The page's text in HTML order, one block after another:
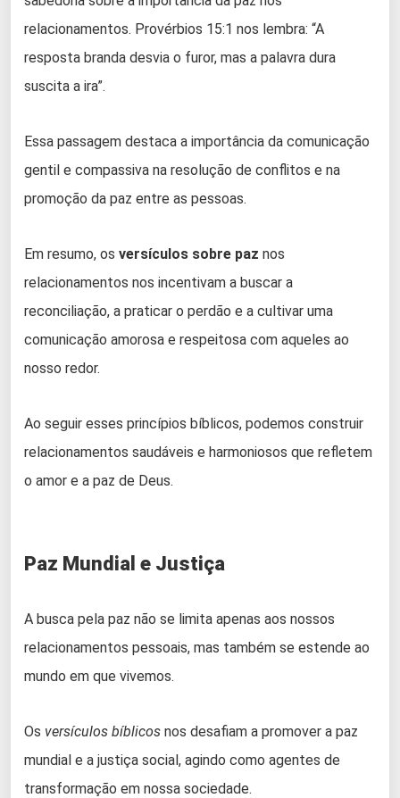
relacionamentos. Provérbios 15:1 nos lembra: “A
resposta branda desvia o furor, mas a palavra dura
suscita a ira”.
Essa passagem destaca a importância da comunicação
gentil e compassiva na resolução de conflitos e na
promoção da paz entre as pessoas.
Em resumo, os versículos sobre paz nos
relacionamentos nos incentivam a buscar a
reconciliação, a praticar o perdão e a cultivar uma
comunicação amorosa e respeitosa com aqueles ao
nosso redor.
Ao seguir esses princípios bíblicos, podemos construir
relacionamentos saudáveis e harmoniosos que refletem
o amor e a paz de Deus.
Paz Mundial e Justiça
A busca pela paz não se limita apenas aos nossos
relacionamentos pessoais, mas também se estende ao
mundo em que vivemos.
Os versículos bíblicos nos desafiam a promover a paz
mundial e a justiça social, agindo como agentes de
transformação em nossa sociedade.